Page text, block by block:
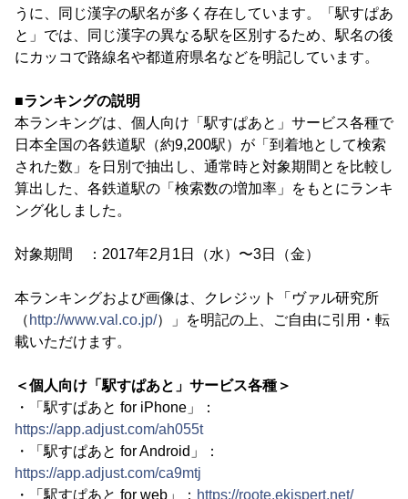
うに、同じ漢字の駅名が多く存在しています。「駅すぱあ
と」では、同じ漢字の異なる駅を区別するため、駅名の後
にカッコで路線名や都道府県名などを明記しています。
■ランキングの説明
本ランキングは、個人向け「駅すぱあと」サービス各種で
日本全国の各鉄道駅（約9,200駅）が「到着地として検索
された数」を日別で抽出し、通常時と対象期間とを比較し
算出した、各鉄道駅の「検索数の増加率」をもとにランキ
ング化しました。
対象期間 ：2017年2月1日（水）〜3日（金）
本ランキングおよび画像は、クレジット「ヴァル研究所
（ http://www.val.co.jp/）」を明記の上、ご自由に引用・転
載いただけます。
＜個人向け「駅すぱあと」サービス各種＞
・「駅すぱあと for iPhone」：
https://app.adjust.com/ah055t
・「駅すぱあと for Android」：
https://app.adjust.com/ca9mtj
・「駅すぱあと for web」： https://roote.ekispert.net/